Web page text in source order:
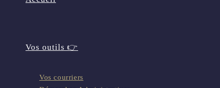
Vos outils 👉
Vos courriers